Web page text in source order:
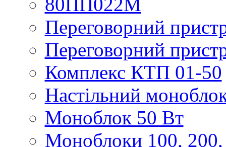
80ПП022М
Переговорний
Переговорний
Комплекс КТП 01-50
Настільний
Моноблок 50 Вт
Моноблоки 100,